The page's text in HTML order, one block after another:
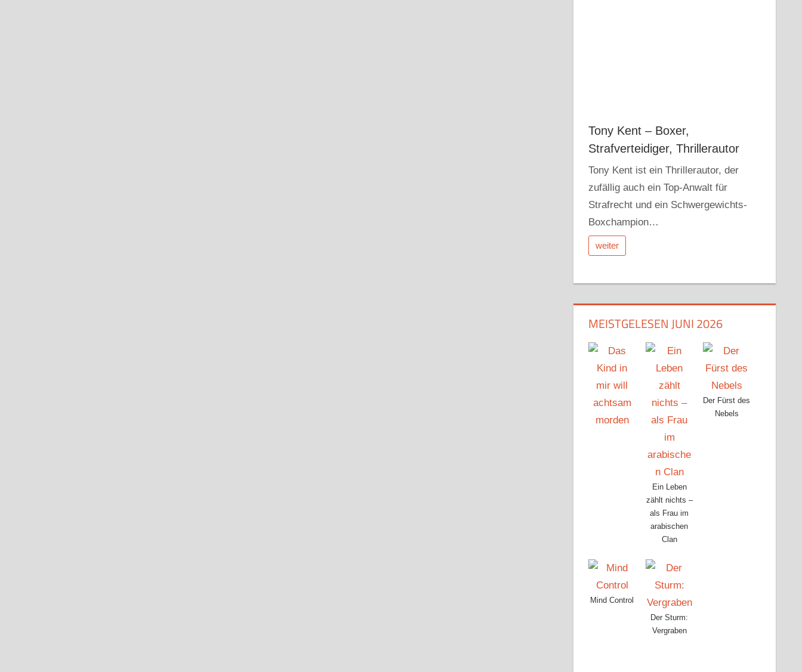
Tony Kent – Boxer,
Strafverteidiger, Thrillerautor
Tony Kent ist ein Thrillerautor, der
zufällig auch ein Top-Anwalt für
Strafrecht und ein Schwergewichts-
Boxchampion…
weiter
MEISTGELESEN JUNI 2026
Ein Leben
zählt nichts –
als Frau im
arabischen
Clan
Der Fürst des
Nebels
Mind Control
Der Sturm:
Vergraben